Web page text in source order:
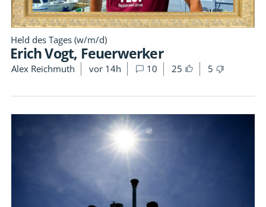
Held des Tages (w/m/d)
Erich Vogt, Feuerwerker
Alex Reichmuth vor 14h 10 25 5